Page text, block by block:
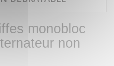
monobloc
non